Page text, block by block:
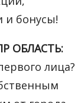
и бонусы!
ОБЛАСТЬ:
лица?